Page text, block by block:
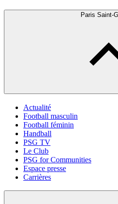
Paris Saint-
Actualité
Football masculin
Football féminin
Handball
PSG TV
Le Club
PSG for Communities
Espace presse
Carrières